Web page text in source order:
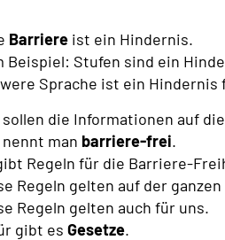
Barriere ist ein Hindernis.
Beispiel: Stufen sind ein
Sprache ist ein
sollen die Informationen auf
nennt man barriere-frei.
Regeln für die Barriere-
Regeln gelten auf der ganzen
Regeln gelten auch für uns.
gibt es Gesetze.